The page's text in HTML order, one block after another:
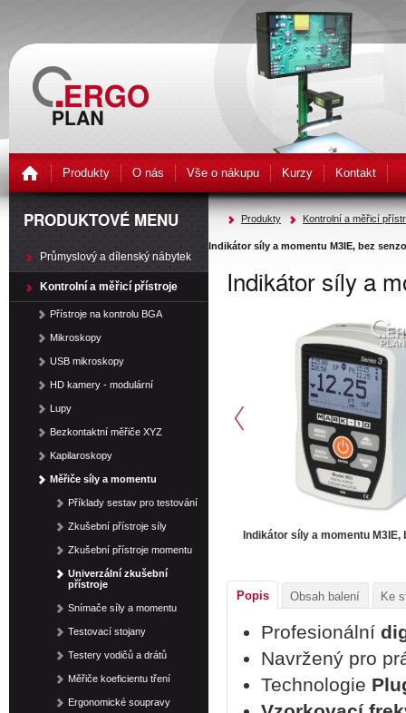
Produkty O nás Vše o nákupu Kurzy Kontakt
Produkty Kontrolní a měřicí
Indikátor síly a momentu M3IE, bez
Indikátor síly a
Indikátor síly a momentu M3IE,
Popis Obsah balení Ke
Profesionální
Navržený pro
Technologie
PRODUKTOVÉ MENU
Průmyslový a dílenský nábytek
Kontrolní a měřicí přístroje
Přístroje na kontrolu BGA
Mikroskopy
USB mikroskopy
HD kamery - modulární
Lupy
Bezkontaktní měřiče XYZ
Kapilaroskopy
Měřiče síly a momentu
Příklady sestav pro testování
Zkušební přístroje síly
Zkušební přístroje momentu
Univerzální zkušební
přístroje
Snímače síly a momentu
Testovací stojany
Testery vodičů a drátů
Měřiče koeficientu tření
Ergonomické soupravy